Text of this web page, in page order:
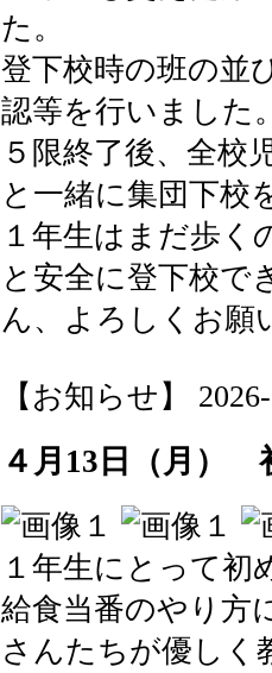
た。
登下校時の班の並
認等を行いました
５限終了後、全校
と一緒に集団下校
１年生はまだ歩く
と安全に登下校で
ん、よろしくお願
【お知らせ】
４月13日（月）
１年生にとって初
給食当番のやり方
さんたちが優しく